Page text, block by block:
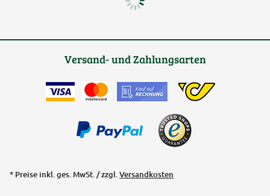
Versand- und Zahlungsarten
* Preise inkl. ges. MwSt. / zzgl.Versandkosten